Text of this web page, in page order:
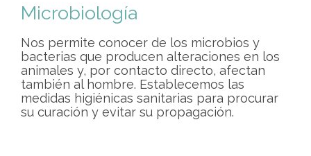
Microbiología
Nos permite conocer de los microbios y
bacterias que producen alteraciones en los
animales y, por contacto directo, afectan
también al hombre. Establecemos las
medidas higiénicas sanitarias para procurar
su curación y evitar su propagación.